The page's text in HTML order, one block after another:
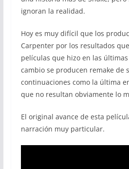
ignoran la realidad.
Hoy es muy difícil que los
Carpenter por los resultados
películas que hizo en las
cambio se producen remake de
continuaciones como la última
que no resultan obviamente lo
El original avance de esta
narración muy particular.